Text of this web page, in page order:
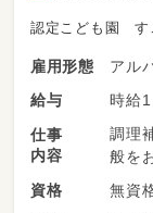
認定こども園 す
雇用形態
アル
給与
時給
仕事
内容
調理
般を
・園
資格